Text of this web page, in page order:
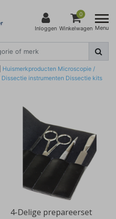
Inloggen
0
Winkelwagen Menu
Huismerkproducten Microscopie /
Dissectie instrumenten Dissectie kits
4-Delige prepareerset